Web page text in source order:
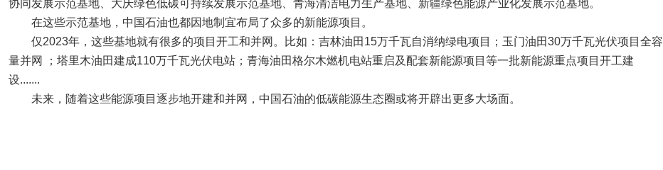
协同发展示范基地、大庆绿色低碳可持续发展示范基地、青海清洁电力生产基地、新疆绿色能源产业化发展示范基地。
在这些示范基地，中国石油也都因地制宜布局了众多的新能源项目。
仅2023年，这些基地就有很多的项目开工和并网。比如：吉林油田15万千瓦自消纳绿电项目；玉门油田30万千瓦光伏项目全容
量并网 ；塔里木油田建成110万千瓦光伏电站；青海油田格尔木燃机电站重启及配套新能源项目等一批新能源重点项目开工建
设.......
未来，随着这些能源项目逐步地开建和并网，中国石油的低碳能源生态圈或将开辟出更多大场面。